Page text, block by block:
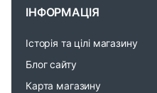
ІНФОРМАЦІЯ
Історія та цілі магазину
Блог сайту
Карта магазину